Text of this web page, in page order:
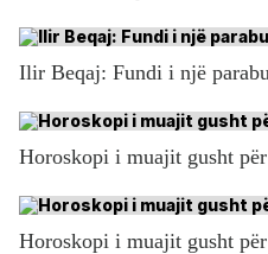
Ilir Beqaj: Fundi i një
Horoskopi i muajit gusht
Horoskopi i muajit gusht